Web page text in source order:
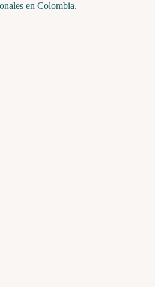
en Colombia.